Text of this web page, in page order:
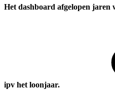
Het dashboard afgelopen
ipv het loonjaar.